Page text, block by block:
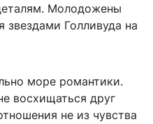
Молодожены
звездами Голливуда на
море романтики.
восхищаться друг
не из чувства